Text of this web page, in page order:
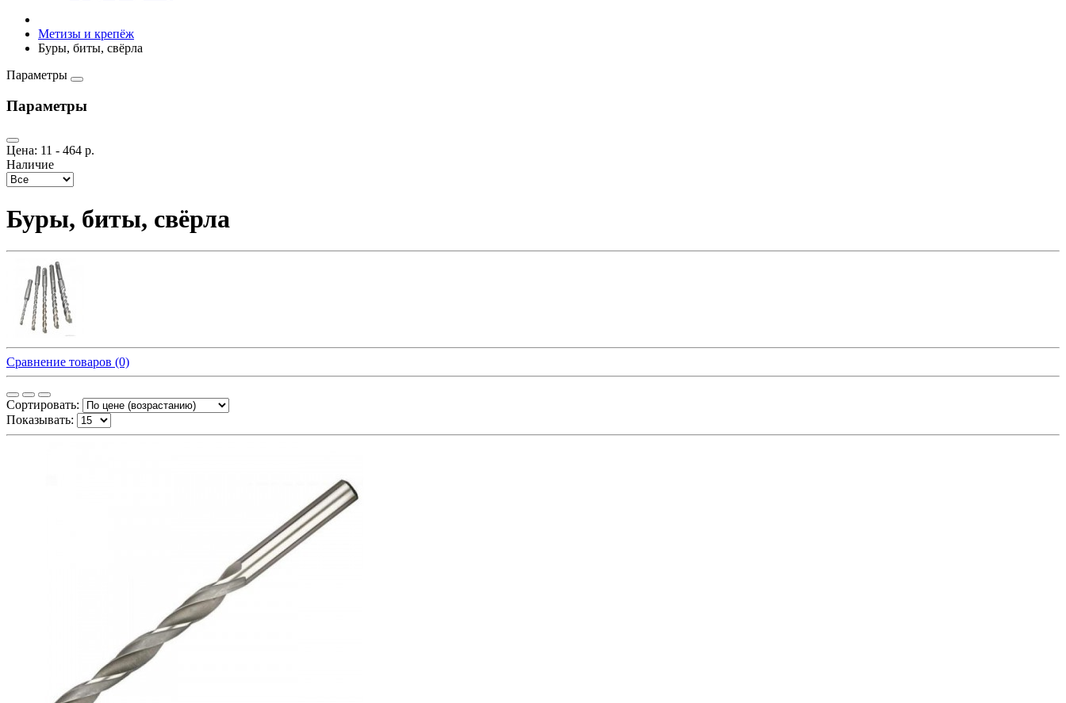
Метизы и крепёж
Буры, биты, свёрла
Параметры
Параметры
Цена: 11 - 464 р.
Наличие
Буры, биты, свёрла
Сравнение товаров (0)
Сортировать:
Показывать: